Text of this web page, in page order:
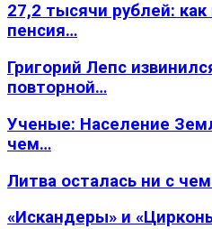
27,2 тысячи рублей:
пенсия…
Григорий Лепс
повторной…
Ученые: Население
чем…
Литва осталась ни с
«Искандеры» и